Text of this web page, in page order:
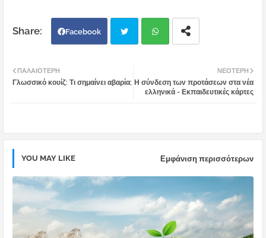
Facebook
tter atsa
ΝΕΌΤΕΡΗ
Η σύνδεση των προτάσεων στα νέα
ελληνικά - Εκπαιδευτικές κάρτες
ΠΑΛΑΙΌΤΕΡΗ
Γλωσσικό κουίζ: Τι σημαίνει αβαρία;
YOU MAY LIKE Εμφάνιση περισσότερων